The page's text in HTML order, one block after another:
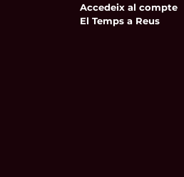
Accedeix al compte
El Temps a Reus